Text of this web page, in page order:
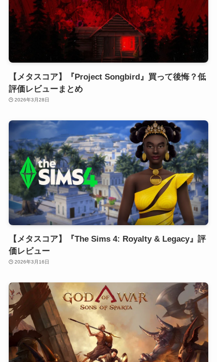
【メタスコア】『Project Songbird』買って後悔？低
評価レビューまとめ
2026年3月28日
【メタスコア】『The Sims 4: Royalty & Legacy』評
価レビュー
2026年3月16日